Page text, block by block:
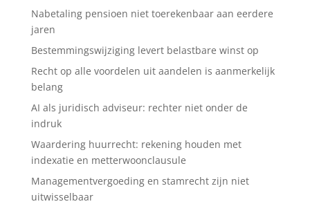
Nabetaling pensioen niet toerekenbaar aan eerdere
jaren
Bestemmingswijziging levert belastbare winst op
Recht op alle voordelen uit aandelen is aanmerkelijk
belang
AI als juridisch adviseur: rechter niet onder de
indruk
Waardering huurrecht: rekening houden met
indexatie en metterwoonclausule
Managementvergoeding en stamrecht zijn niet
uitwisselbaar